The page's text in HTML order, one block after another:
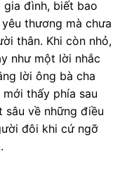
đình, biết bao
thương mà chưa
thân. Khi còn nhỏ,
như một lời nhắc
lời ông bà cha
thấy phía sau
sâu về những điều
đôi khi cứ ngỡ